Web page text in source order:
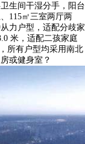
生间干湿分手，阳台
115㎡三室两厅两
力户型，适配分歧家
米，适配二孩家庭
所有户型均采用南北
或健身室？